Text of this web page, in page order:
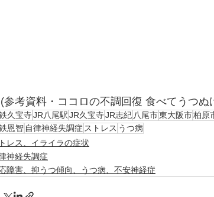
(参考資料・ココロの不調回復 食べてうつぬ
久宝寺JR八尾駅JR久宝寺JR志紀 八尾市東大阪市柏原
恩智 自律神経失調症 ストレス うつ病
レス、イライラの症状
神経失調症
障害、抑うつ傾向、うつ病、不安神経症